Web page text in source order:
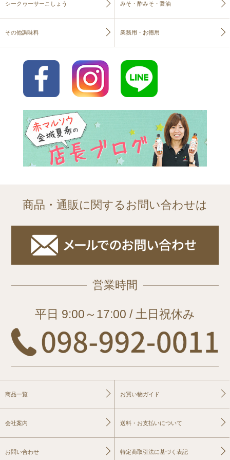
シークヮーサーこしょう みそ・酢みそ・醤油
その他調味料 業務用・お徳用
商品・通販に関するお問い合わせは
営業時間
平日 9:00～17:00 / 土日祝休み
商品一覧 お買い物ガイド
会社案内 送料・お支払いについて
お問い合わせ 特定商取引法に基づく表記